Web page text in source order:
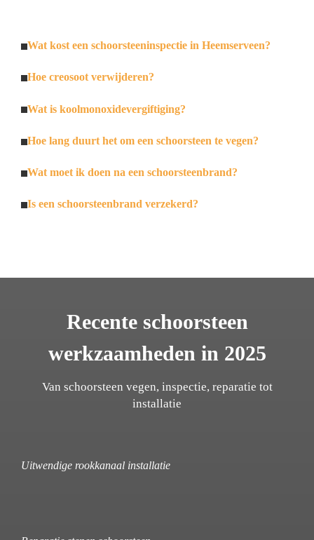
Wat kost een schoorsteeninspectie in Heemserveen?
Hoe creosoot verwijderen?
Wat is koolmonoxidevergiftiging?
Hoe lang duurt het om een schoorsteen te vegen?
Wat moet ik doen na een schoorsteenbrand?
Is een schoorsteenbrand verzekerd?
Recente schoorsteen
werkzaamheden in 2025
Van schoorsteen vegen, inspectie, reparatie tot
installatie
Uitwendige rookkanaal installatie